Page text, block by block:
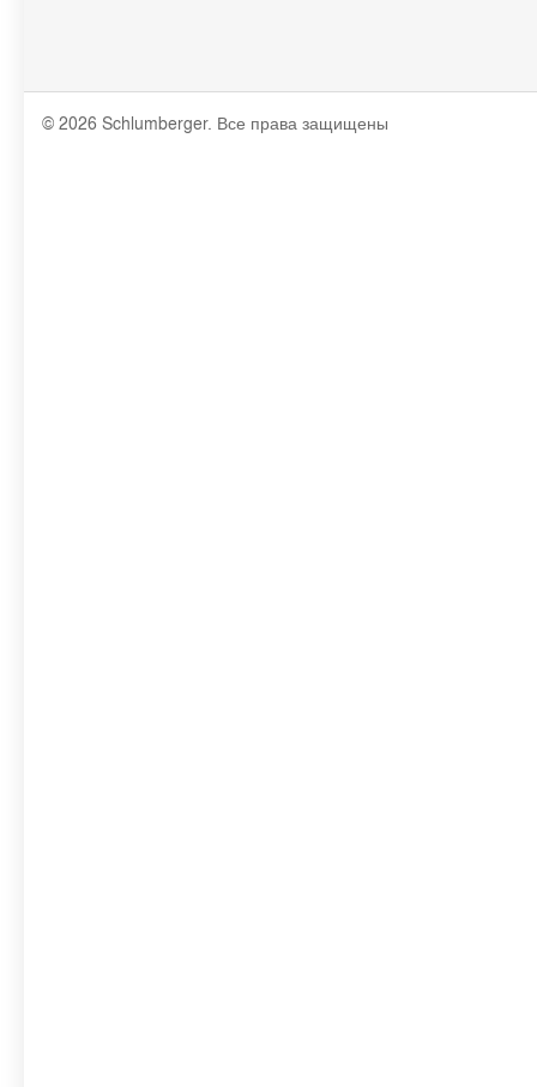
© 2026 Schlumberger. Все права защищены